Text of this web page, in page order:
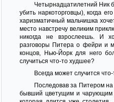
Четырнадцатилетний Ник
убить наркоторговцы), когда
харизматичный мальчишка
место навстречу великим
никогда не взрослеешь. И
разговоры Питера о фейри и
концов, Нью-Йорк для него
случиться что-то худшее?
Всегда может случится
Последовав за Питером
бывший цветущим и чарующим